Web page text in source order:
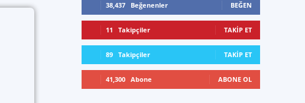
38,437 Beğenenler BEĞEN
11 Takipçiler TAKIP ET
89 Takipçiler TAKIP ET
41,300 Abone ABONE OL